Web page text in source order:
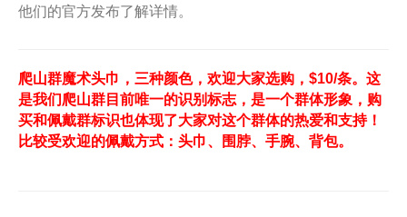
他们的官方发布了解详情。
爬山群魔术头巾，三种颜色，欢迎大家选购，$10/条。这
是我们爬山群目前唯一的识别标志，是一个群体形象，购
买和佩戴群标识也体现了大家对这个群体的热爱和支持！
比较受欢迎的佩戴方式：头巾、围脖、手腕、背包。